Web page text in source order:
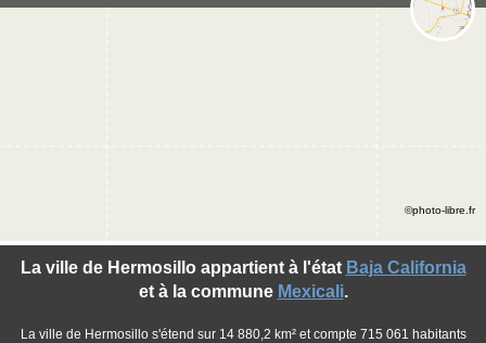
La ville de Hermosillo appartient à l'état Baja California
et à la commune Mexicali.
La ville de Hermosillo s'étend sur 14 880,2 km² et compte 715 061 habitants
©photo-libre.fr